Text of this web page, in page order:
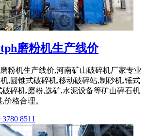
磨粉机生产线价
粉机生产线价,河南矿山破碎机厂家专业
,圆锥式破碎机,移动破碎站,制砂机,锤式
破碎机,磨粉,选矿,水泥设备等矿山碎石机
价格合理。
8511